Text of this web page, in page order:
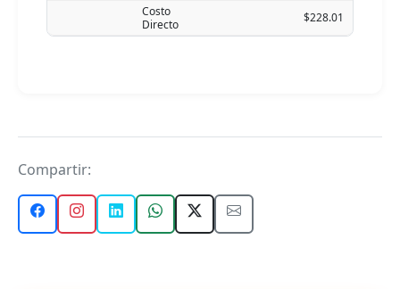
Costo
Directo
$228.01
Compartir: